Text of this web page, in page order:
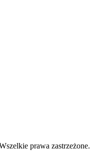
prawa zastrzeżone.